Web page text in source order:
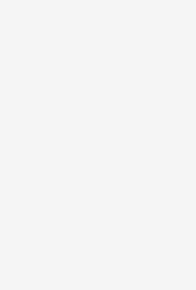
전문 스태프가 실물 상품을 직접 확인한 후
수령 후 7일 이내 신청하시면 상품 하자, 사
네, 쿠폰과 적립금을 결제 시 함께 사용하실
상품 상세의 사이즈 정보를 참고해 선택하시
샤넬 V넥 버튼 레더 자켓은 샤넬의 독보적인